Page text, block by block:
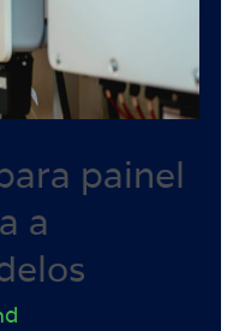
painel
a